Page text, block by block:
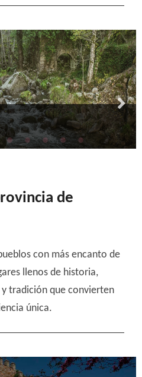
de
con más encanto de
llenos de historia,
tradición que convierten
única.